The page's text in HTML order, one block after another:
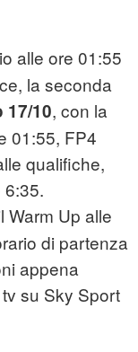
alle ore 01:55
la seconda
17/10, con la
01:55, FP4
qualifiche,
Warm Up alle
di partenza
appena
su Sky Sport